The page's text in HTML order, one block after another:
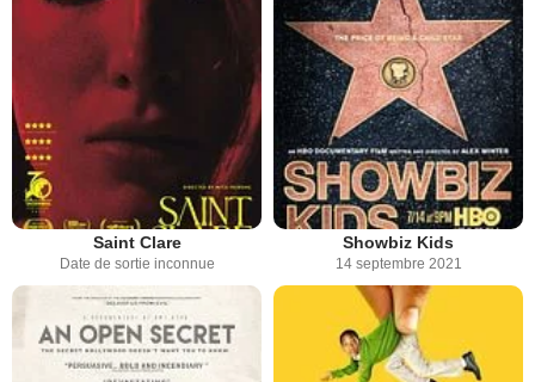
Saint Clare
Date de sortie inconnue
Showbiz Kids
14 septembre 2021